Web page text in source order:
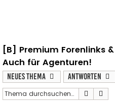
[B] Premium Forenlinks
Auch für Agenturen!
Neues Thema
Antworten
Suche